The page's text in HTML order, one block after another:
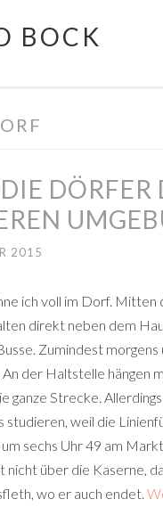
BOCK
DÖRFER
2015
ich voll im Dorf. Mitten
direkt neben dem
Zumindest morgens
An der Haltstelle hängen
ganze Strecke.
studieren, weil die
sechs Uhr 49 am
nicht über die Kaserne,
wo er auch endet.